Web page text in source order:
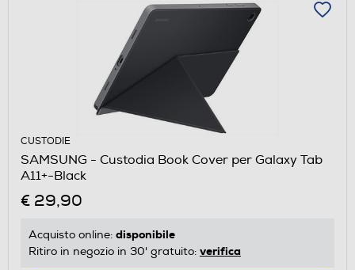
CUSTODIE
SAMSUNG - Custodia Book Cover per Galaxy Tab
A11+-Black
€ 29,90
Acquisto online: disponibile
Ritiro in negozio in 30' gratuito: verifica